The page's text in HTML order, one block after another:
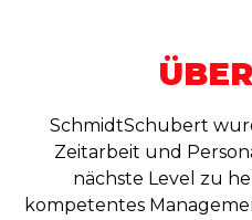
SchmidtSchubert
Zeitarbeit und
nächste Level zu
kompetentes